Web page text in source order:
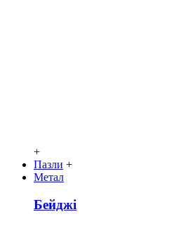
+
Пазли +
Метал
Бейджі